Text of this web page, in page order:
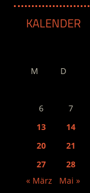
Beiträge
KALENDER
M D
6
7
13
14
20
21
27
28
« März
Mai »